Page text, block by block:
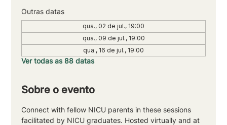
Outras datas
qua., 02 de jul., 19:00
qua., 09 de jul., 19:00
qua., 16 de jul., 19:00
Ver todas as 88 datas
Sobre o evento
Connect with fellow NICU parents in these sessions
facilitated by NICU graduates. Hosted virtually and at